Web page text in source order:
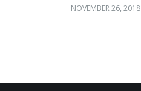
NOVEMBER 26, 2018
/